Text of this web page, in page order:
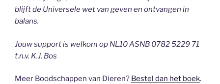
blijft de Universele wet van geven en ontvangen in
balans.
Jouw support is welkom op NL10 ASNB 0782 5229 71
t.n.v. K.J. Bos
Meer Boodschappen van Dieren? Bestel dan het boek.